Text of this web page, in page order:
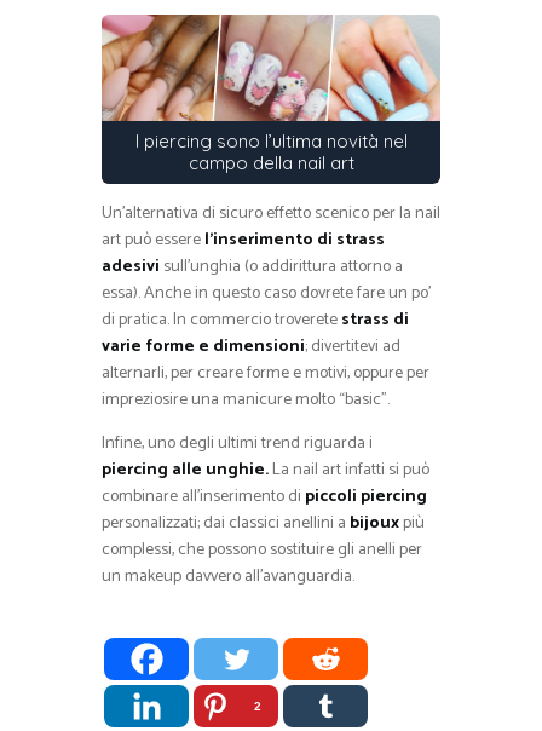
I piercing sono l’ultima novità nel
campo della nail art
Un’alternativa di sicuro effetto scenico per la nail
art può esserel’inserimento di strass
adesivi sull’unghia (o addirittura attorno a
essa). Anche in questo caso dovrete fare un po’
di pratica. In commercio troveretestrass di
varie forme e dimensioni; divertitevi ad
alternarli, per creare forme e motivi, oppure per
impreziosire una manicure molto “basic”.
Infine, uno degli ultimi trend riguarda i
piercing alle unghie.La nail art infatti si può
combinare all’inserimento di piccoli piercing
personalizzati; dai classici anellini a bijouxpiù
complessi, che possono sostituire gli anelli per
un makeup davvero all’avanguardia.
2